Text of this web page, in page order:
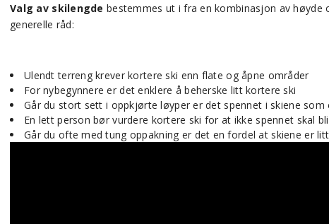
Valg av skilengdebestemmes ut i fra en kombinasjon av høyde
generelle råd:
Ulendt terreng krever kortere ski enn flate og åpne områder
For nybegynnere er det enklere å beherske litt kortere ski
Går du stort sett i oppkjørte løyper er det spennet i skiene som
En lett person bør vurdere kortere ski for at ikke spennet skal
Går du ofte med tung oppakning er det en fordel at skiene er